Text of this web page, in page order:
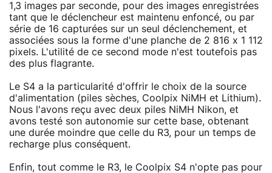
1,3 images par seconde, pour des images enregistrées
tant que le déclencheur est maintenu enfoncé, ou par
série de 16 capturées sur un seul déclenchement, et
associées sous la forme d'une planche de 2 816 x 1 112
pixels. L'utilité de ce second mode n'est toutefois pas
des plus flagrante.
Le S4 a la particularité d'offrir le choix de la source
d'alimentation (piles sèches, Coolpix NiMH et Lithium).
Nous l'avons reçu avec deux piles NiMH Nikon, et
avons testé son autonomie sur cette base, obtenant
une durée moindre que celle du R3, pour un temps de
recharge plus conséquent.
Enfin, tout comme le R3, le Coolpix S4 n'opte pas pour